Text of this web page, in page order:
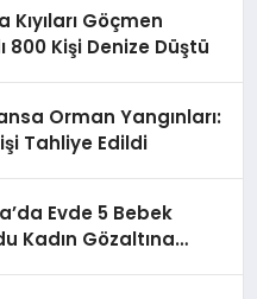
Göçmen
800 Kişi Denize Düştü
Orman Yangınları:
Tahliye Edildi
Evde 5 Bebek
Kadın Gözaltına